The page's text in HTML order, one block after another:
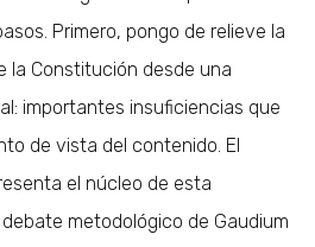
Primero, pongo de relieve la
la Constitución desde una
importantes insuficiencias que
de vista del contenido. El
el núcleo de esta
metodológico de Gaudium